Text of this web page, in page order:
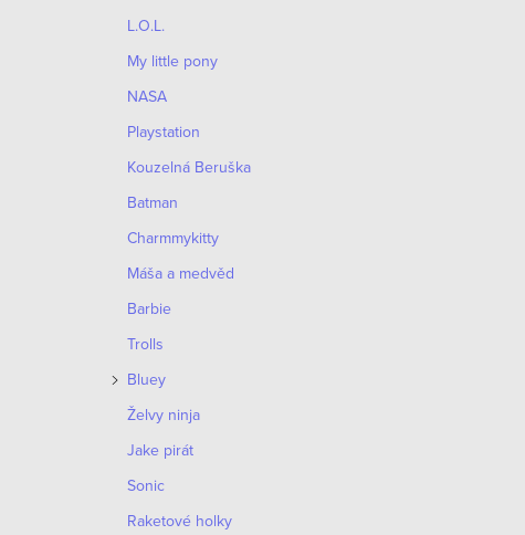
L.O.L.
My little pony
NASA
Playstation
Kouzelná Beruška
Batman
Charmmykitty
Máša a medvěd
Barbie
Trolls
Bluey
Želvy ninja
Jake pirát
Sonic
Raketové holky